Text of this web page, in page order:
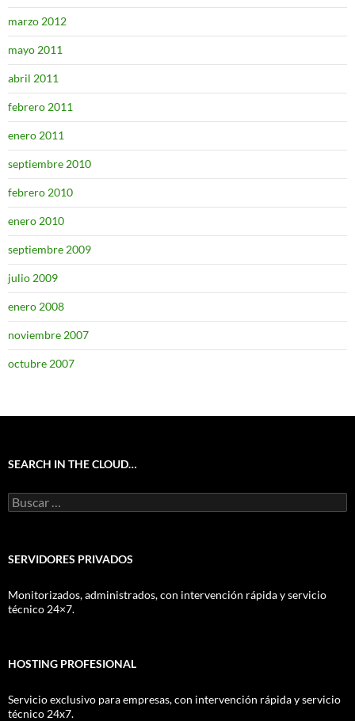
marzo 2012
mayo 2011
abril 2011
febrero 2011
enero 2011
septiembre 2010
febrero 2010
enero 2010
septiembre 2009
julio 2009
enero 2008
noviembre 2007
octubre 2007
SEARCH IN THE CLOUD…
Buscar:
SERVIDORES PRIVADOS
Monitorizados, administrados, con intervención rápida y servicio
técnico 24×7.
HOSTING PROFESIONAL
Servicio exclusivo para empresas, con intervención rápida y servicio
técnico 24x7.